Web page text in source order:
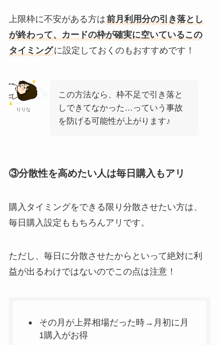
上限枠に不安がある方は前月利用分の引き落とし
が終わって、カードの枠が確実に空いているこの
タイミングに設定しておくのもおすすめです！
りりな
この方法なら、枠不足で引き落と
しできてなかった…っていう事故
を防げる可能性が上がります♪
③分散性を高めたい人は毎日購入もアリ
購入タイミングをできる限り分散させたい方は、
毎日購入設定ももちろんアリです。
ただし、毎日に分散させたからといって絶対に利
益が出るわけではないのでこの点は注意！
その月が上昇相場だった時→月初に月
1購入がお得